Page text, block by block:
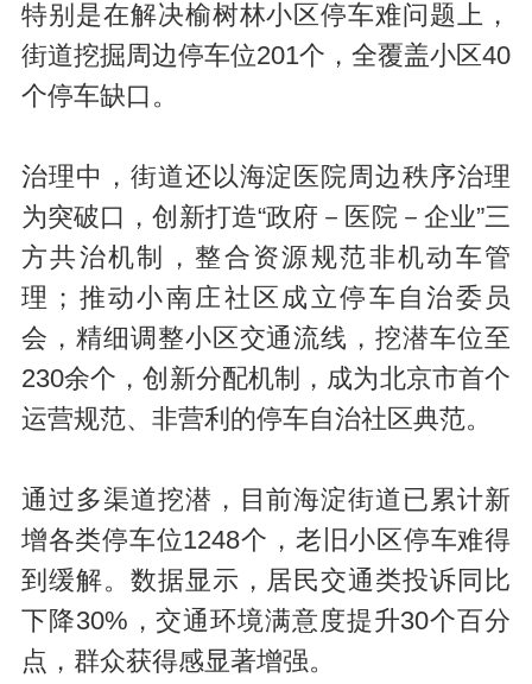
特别是在解决榆树林小区停车难问题上，
街道挖掘周边停车位201个，全覆盖小区40
个停车缺口。
治理中，街道还以海淀医院周边秩序治理
为突破口，创新打造“政府－医院－企业”三
方共治机制，整合资源规范非机动车管
理；推动小南庄社区成立停车自治委员
会，精细调整小区交通流线，挖潜车位至
230余个，创新分配机制，成为北京市首个
运营规范、非营利的停车自治社区典范。
通过多渠道挖潜，目前海淀街道已累计新
增各类停车位1248个，老旧小区停车难得
到缓解。数据显示，居民交通类投诉同比
下降30%，交通环境满意度提升30个百分
点，群众获得感显著增强。